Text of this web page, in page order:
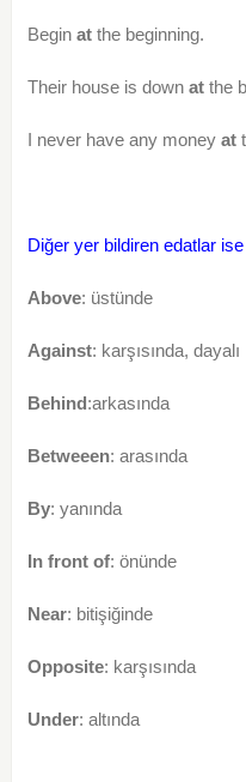
Begin atthe beginning.
Their house is down atthe
I never have any money at
Diğer yer bildiren edatlar ise
Above: üstünde
Against: karşısında, dayalı
Behind:arkasında
Betweeen: arasında
By: yanında
In front of: önünde
Near: bitişiğinde
Opposite: karşısında
Under: altında